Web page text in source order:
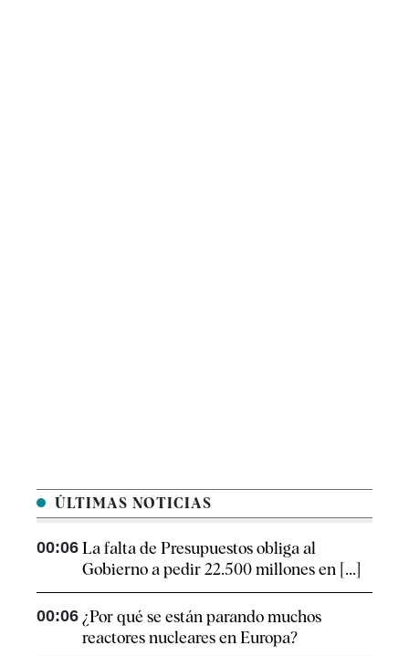
ÚLTIMAS NOTICIAS
00:06 La falta de Presupuestos obliga al
Gobierno a pedir 22.500 millones en [...]
00:06 ¿Por qué se están parando muchos
reactores nucleares en Europa?